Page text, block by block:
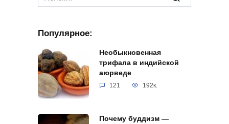
for:
Популярное:
Необыкновенная
трифала в индийской
аюрведе
121 192к.
Почему буддизм —